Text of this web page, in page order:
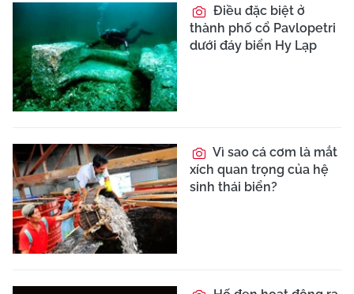
Điều đặc biệt ở
thành phố cổ Pavlopetri
dưới đáy biển Hy Lạp
Vì sao cá cơm là mắt
xích quan trọng của hệ
sinh thái biển?